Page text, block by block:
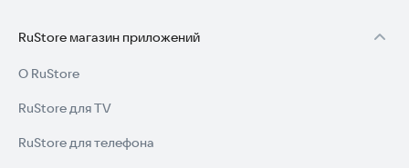
RuStore магазин приложений
О RuStore
RuStore для TV
RuStore для телефона